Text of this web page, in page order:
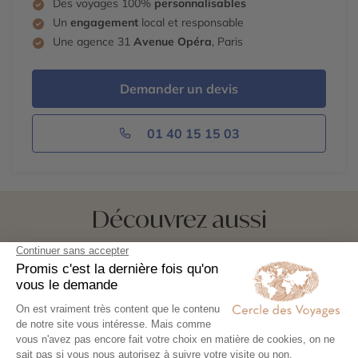
Des voyages 100% personnalisables
Un engagement local et responsable
Une agence 31 Avenue Opéra, Paris
Demander un devis
01 40 15 15 03
Découvrez aussi